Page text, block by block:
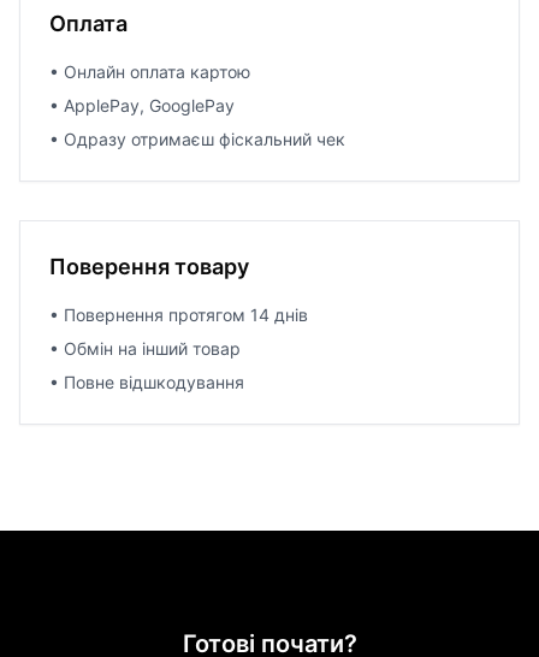
Оплата
• Онлайн оплата картою
• ApplePay, GooglePay
• Одразу отримаєш фіскальний чек
Поверення товару
• Повернення протягом 14 днів
• Обмін на інший товар
• Повне відшкодування
Готові почати?